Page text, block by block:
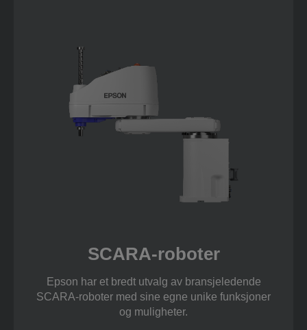
SCARA-roboter
Epson har et bredt utvalg av bransjeledende
SCARA-roboter med sine egne unike funksjoner
og muligheter.